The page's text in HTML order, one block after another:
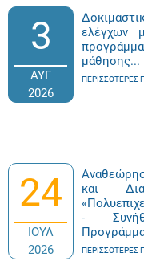
3
ΑΥΓ
2026
ελέγχων
μάθησης...
ΠΕΡΙΣΣΌΤΕΡΕΣ
24
ΙΟΥΛ
2026
και
-
ΠΕΡΙΣΣΌΤΕΡΕΣ